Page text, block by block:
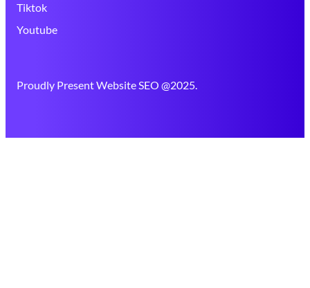
Tiktok
Youtube
Proudly Present Website SEO @2025.